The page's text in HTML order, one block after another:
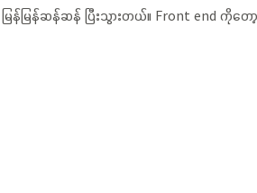
မြန်ဆန်ဆန် ပြီးသွားတယ်။ Front end ကိုတ